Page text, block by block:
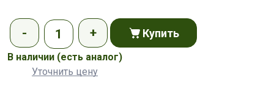
Купить
В наличии (есть аналог)
Уточнить цену